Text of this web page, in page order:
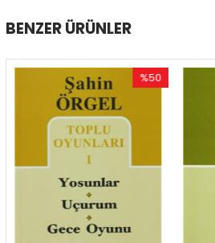
BENZER ÜRÜNLER
%50
İndirim
%50İndirim